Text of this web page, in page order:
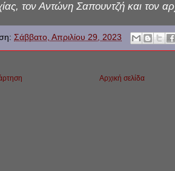
τον Αντώνη Σαπουντζή και τον
Σάββατο, Απριλίου 29, 2023
Αρχική σελίδα